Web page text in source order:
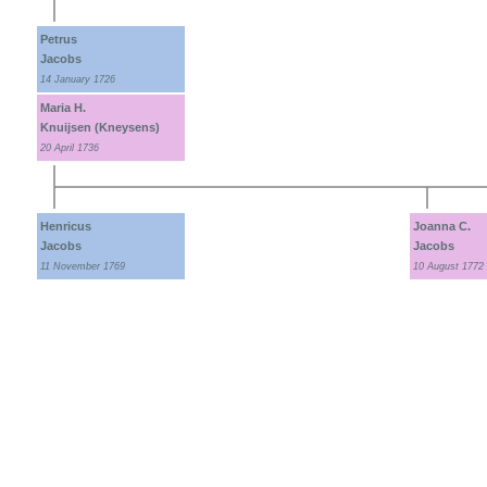
Petrus
Jacobs
14 January 1726
Maria H.
Knuijsen (Kneysens)
20 April 1736
Henricus
Jacobs
11 November 1769
Joanna C.
Jacobs
10 August 1772